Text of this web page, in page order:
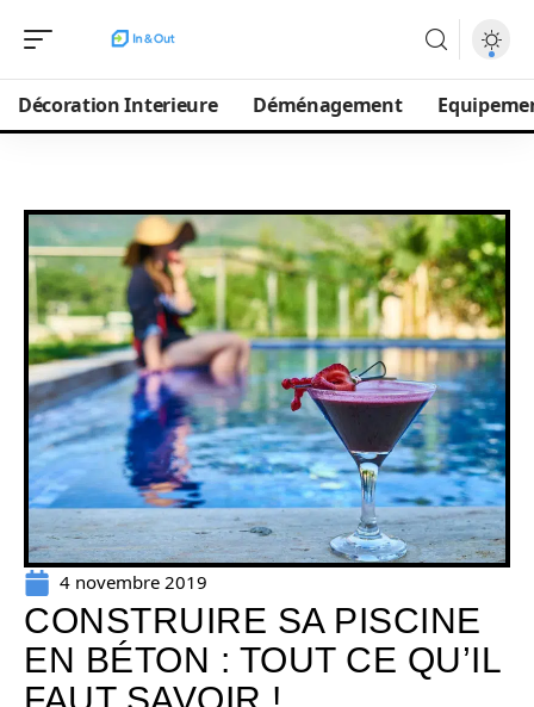
Décoration Interieure Déménagement
4 novembre 2019
CONSTRUIRE SA PISCINE
EN BÉTON : TOUT CE QU’IL